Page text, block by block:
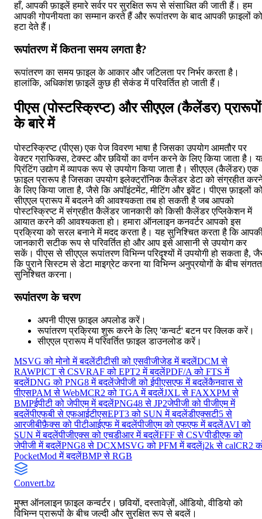
हाँ, आपकी फ़ाइलें हमारे सर्वर पर सुरक्षित रूप से संसाधित की जाती हैं। हम
आपकी गोपनीयता का सम्मान करते हैं और रूपांतरण के बाद आपकी फ़ाइलों को
हटा देते हैं।
रूपांतरण में कितना समय लगता है?
रूपांतरण का समय फ़ाइल के आकार और जटिलता पर निर्भर करता है।
हालांकि, अधिकांश फ़ाइलें कुछ ही सेकंड में परिवर्तित हो जाती हैं।
पीएस (पोस्टस्क्रिप्ट) और सीएएल (कैलेंडर) प्रारूपों
के बारे में
पोस्टस्क्रिप्ट (पीएस) एक पेज विवरण भाषा है जिसका उपयोग आमतौर पर
वेक्टर ग्राफिक्स, टेक्स्ट और छवियों का वर्णन करने के लिए किया जाता है।
प्रिंटिंग उद्योग में व्यापक रूप से उपयोग किया जाता है। सीएएल (कैलेंडर) एक
फ़ाइल प्रारूप है जिसका उपयोग इलेक्ट्रॉनिक कैलेंडर डेटा को संग्रहीत
के लिए किया जाता है, जैसे कि अपॉइंटमेंट, मीटिंग और इवेंट। पीएस फ़ाइलों
सीएएल प्रारूप में बदलने की आवश्यकता तब हो सकती है जब आपको
पोस्टस्क्रिप्ट में संग्रहीत कैलेंडर जानकारी को किसी कैलेंडर एप्लिकेशन में
आयात करने की आवश्यकता हो। हमारा ऑनलाइन कनवर्टर आपको इस
प्रक्रिया को सरल बनाने में मदद करता है। यह सुनिश्चित करता है कि
जानकारी सटीक रूप से परिवर्तित हो और आप इसे आसानी से उपयोग कर
सकें। पीएस से सीएएल रूपांतरण विभिन्न परिदृश्यों में उपयोगी हो सकता है,
कि पुराने सिस्टम से डेटा माइग्रेट करना या विभिन्न अनुप्रयोगों के बीच
सुनिश्चित करना।
रूपांतरण के चरण
अपनी पीएस फ़ाइल अपलोड करें।
रूपांतरण प्रक्रिया शुरू करने के लिए 'कन्वर्ट' बटन पर क्लिक करें।
सीएएल प्रारूप में परिवर्तित फ़ाइल डाउनलोड करें।
MSVG को मोनो में बदलेंटीटीसी को एसवीजीजेड में बदलेंDCM से
RAWPICT से CSVRAF को EPT2 में बदलेंPDF/A को FTS में
बदलेंDNG को PNG8 में बदलेंजेपीजी को ईपीएसएफ में बदलेंकैनवास से
पीएसPAM से WebMCR2 को TGA में बदलेंJXL से FAXXPM से
BMPईपीटी को जेपीएम में बदलेंPNG48 से JP2जेपीजी को पीजीएम में
बदलेंपीएफबी से एफआईटीएसEPT3 को SUN में बदलेंडीएक्सटी5 से
आरजीबीफ़ैक्स को पीटीआईएफ में बदलेंपीजीएम को एफएफ में बदलेंAVI को
SUN में बदलेंपीजीएक्स को एचडीआर में बदलेंFFF से CSVपीडीएफ को
जेपीजी में बदलेंPNG8 से DCXMSVG को PFM में बदलेंj2k से calCR2
PocketMod में बदलेंBMP से RGB
Convert.bz
मुफ्त ऑनलाइन फ़ाइल कन्वर्टर। छवियों, दस्तावेज़ों, ऑडियो, वीडियो को
विभिन्न प्रारूपों के बीच जल्दी और सुरक्षित रूप से बदलें।